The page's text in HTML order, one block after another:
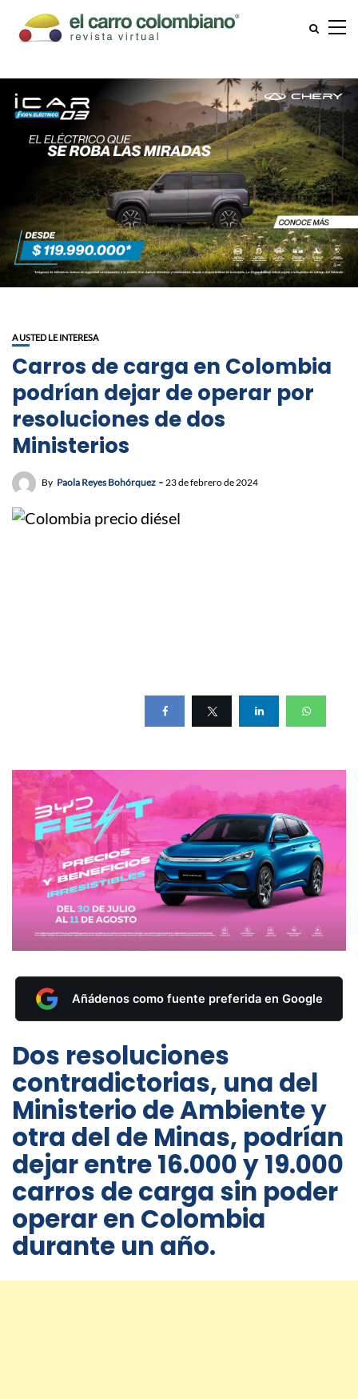
A USTED LE INTERESA
Carros de carga en Colombia
podrían dejar de operar por
resoluciones de dos
Ministerios
By Paola Reyes Bohórquez 23 de febrero de 2024
Añádenos como fuente preferida en Google
Dos resoluciones
contradictorias, una del
Ministerio de Ambiente y
otra del de Minas, podrían
dejar entre 16.000 y 19.000
carros de carga sin poder
operar en Colombia
durante un año.